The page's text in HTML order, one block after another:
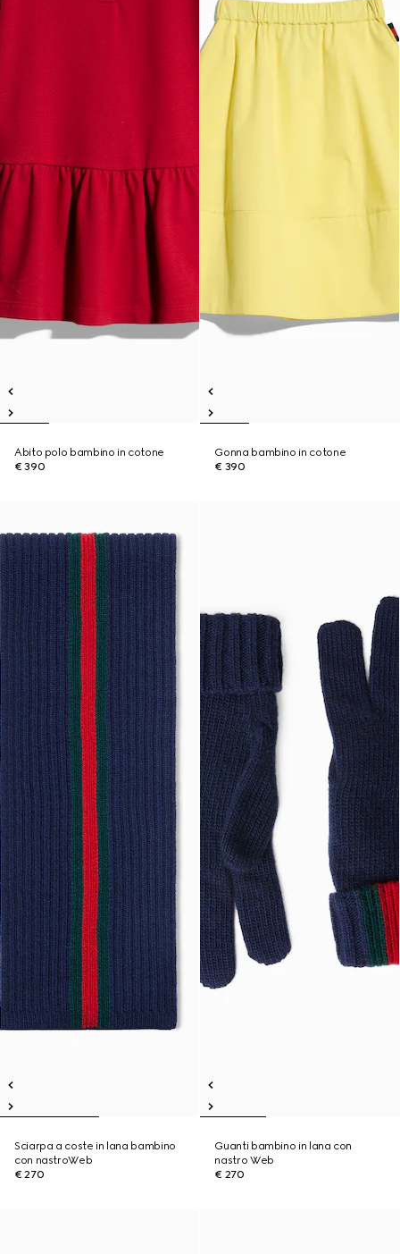
Abito polo bambino in cotone
€ 390
Gonna bambino in cotone
€ 390
Sciarpa a coste in lana bambino
con nastroWeb
€ 270
Guanti bambino in lana con
nastro Web
€ 270